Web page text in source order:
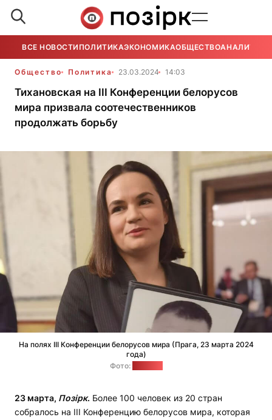
ВСЕ НОВОСТИ ПОЛИТИКАЭКОНОМИКАОБЩЕСТВОАНАЛИТИКА
Общество Политика 23.03.2024 14:03
Тихановская на III Конференции белорусов
мира призвала соотечественников
продолжать борьбу
На полях III Конференции белорусов мира (Прага, 23 марта 2024
года)
Фото:
23 марта, Позірк. Более 100 человек из 20 стран
собралось на III Конференцию белорусов мира, которая